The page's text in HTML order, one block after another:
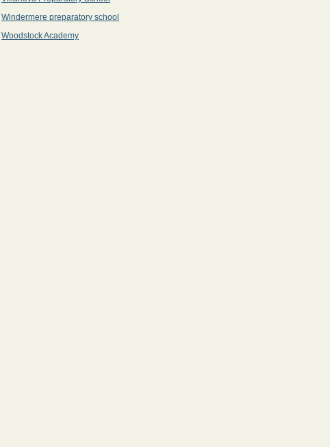
Windermere preparatory school
Woodstock Academy